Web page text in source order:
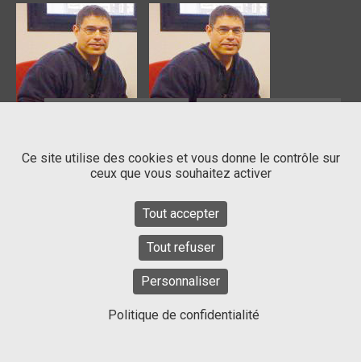
L’institut du thorax
IRS-UN
8 Quai Moncousu – BP 70721
Centre Hospitalier
Universitaire de Nantes
44093 Nantes Cedex
Statuts
Ce site utilise des cookies et vous donne le contrôle sur
ceux que vous souhaitez activer
Tout accepter
Tout refuser
Personnaliser
Politique de confidentialité